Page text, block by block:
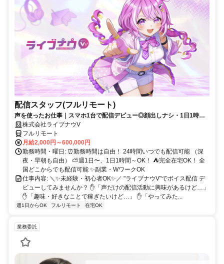
配信スタッフ(フルリモート)
声を使ったお仕事｜スマホ1台で配信デビュー◎顔出しナシ・1日1時間
～OK♪
株式会社ライブナウV
フルリモート
月給2,000円～600,000円
勤務時間・曜日: ⏰勤務時間は自由！ 24時間いつでも配信可能 （深
夜・早朝も自由） ⛅週1日〜、1日1時間～OK！ ⛺完全在宅OK！ 全
国どこからでも配信可能 ✨副業・WワークOK
仕事内容: ＼✨未経験・初心者OK✨／ "ライブナウV"でボイス配信 デ
ビューしてみませんか？ ✋「声だけの配信活動に興味があるけど…」
✋「趣味・好きなことで稼ぎたいけど…」 ✋「やってみた...
週1日からOK フルリモート 在宅OK
業務委託